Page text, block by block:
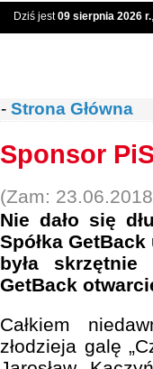
Dziś jest09 sierpnia 2026 r.
- Strona Główna
Sponsor
(Zam:
Nie dało się
Spółka
była
GetBack
Całkiem
złodzieja galę